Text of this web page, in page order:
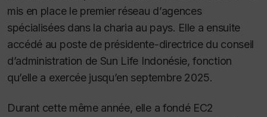
mis en place le premier réseau d’agences
spécialisées dans la charia au pays. Elle a ensuite
accédé au poste de présidente-directrice du conseil
d’administration de Sun Life Indonésie, fonction
qu’elle a exercée jusqu’en septembre 2025.
Durant cette même année, elle a fondé EC2